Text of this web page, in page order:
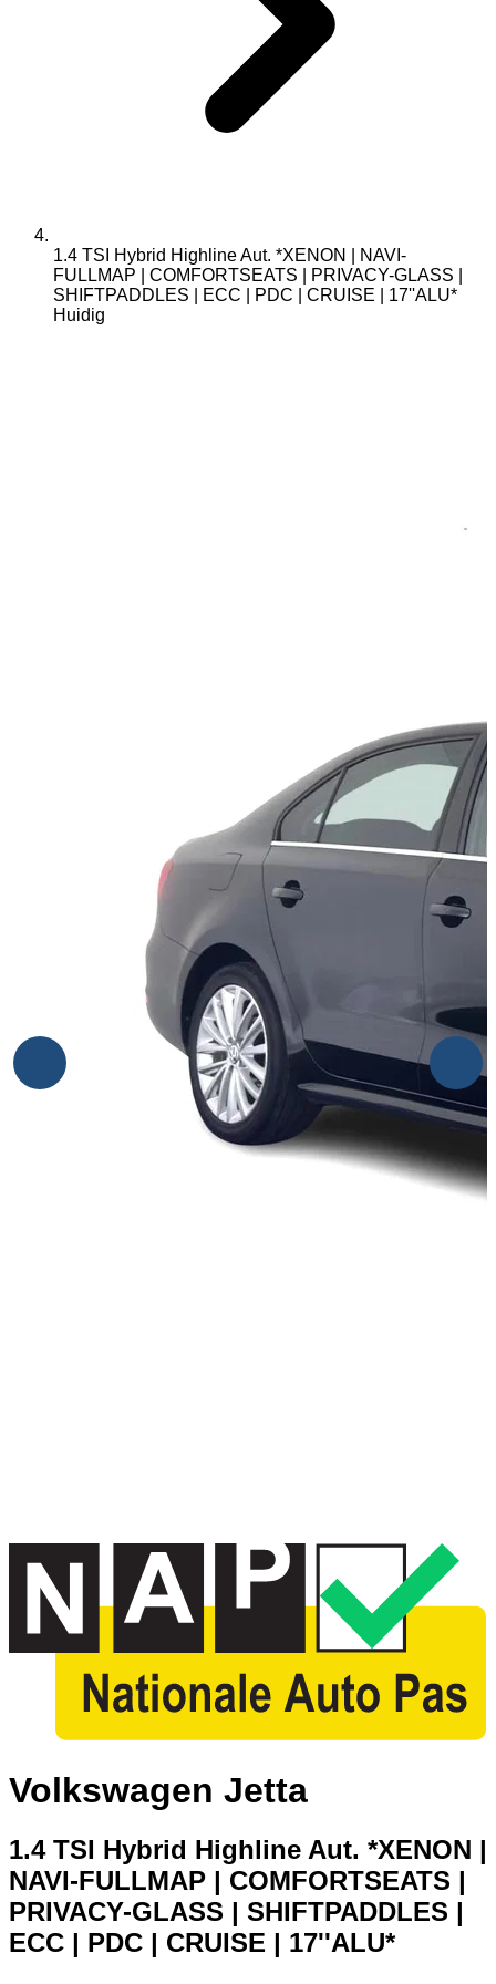
1.4 TSI Hybrid Highline Aut. *XENON | NAVI-
FULLMAP | COMFORTSEATS | PRIVACY-GLASS |
SHIFTPADDLES | ECC | PDC | CRUISE | 17''ALU*
Huidig
Volkswagen Jetta
1.4 TSI Hybrid Highline Aut. *XENON |
NAVI-FULLMAP | COMFORTSEATS |
PRIVACY-GLASS | SHIFTPADDLES |
ECC | PDC | CRUISE | 17''ALU*